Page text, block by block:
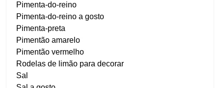
Pimenta-do-reino
Pimenta-do-reino a gosto
Pimenta-preta
Pimentão amarelo
Pimentão vermelho
Rodelas de limão para decorar
Sal